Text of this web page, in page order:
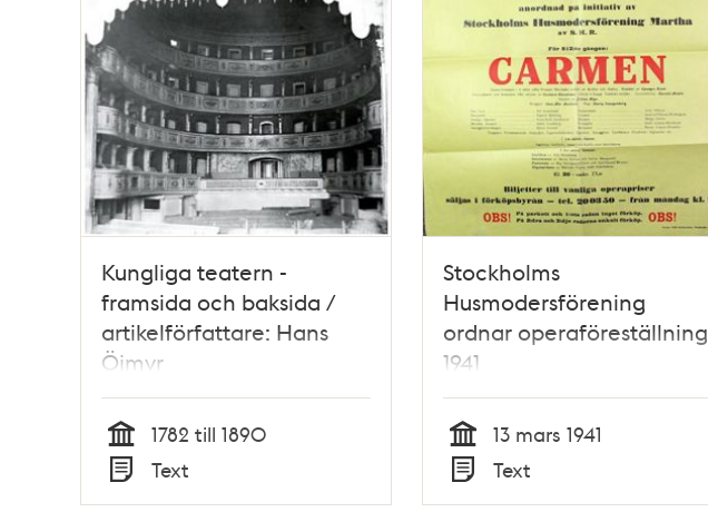
Kungliga teatern -
framsida och baksida /
artikelförfattare: Hans
Öjmyr
Tid
1782 till 1890
Typ
Text
Stockholms
Husmodersförening
ordnar operaföreställning
1941
Tid
13 mars 1941
Typ
Text